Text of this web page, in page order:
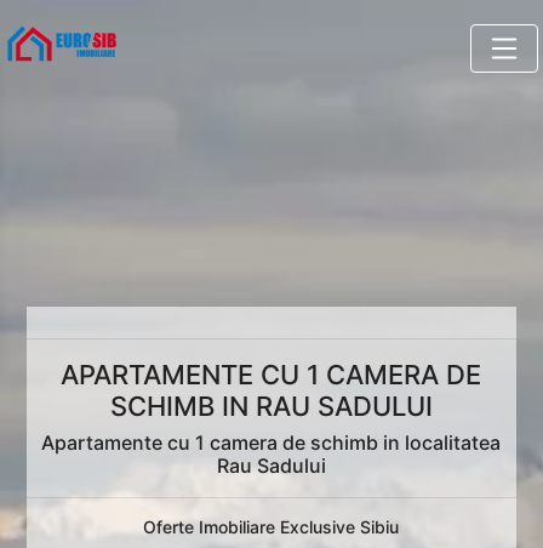
APARTAMENTE CU 1 CAMERA DE
SCHIMB IN RAU SADULUI
Apartamente cu 1 camera de schimb in localitatea
Rau Sadului
Oferte Imobiliare Exclusive Sibiu